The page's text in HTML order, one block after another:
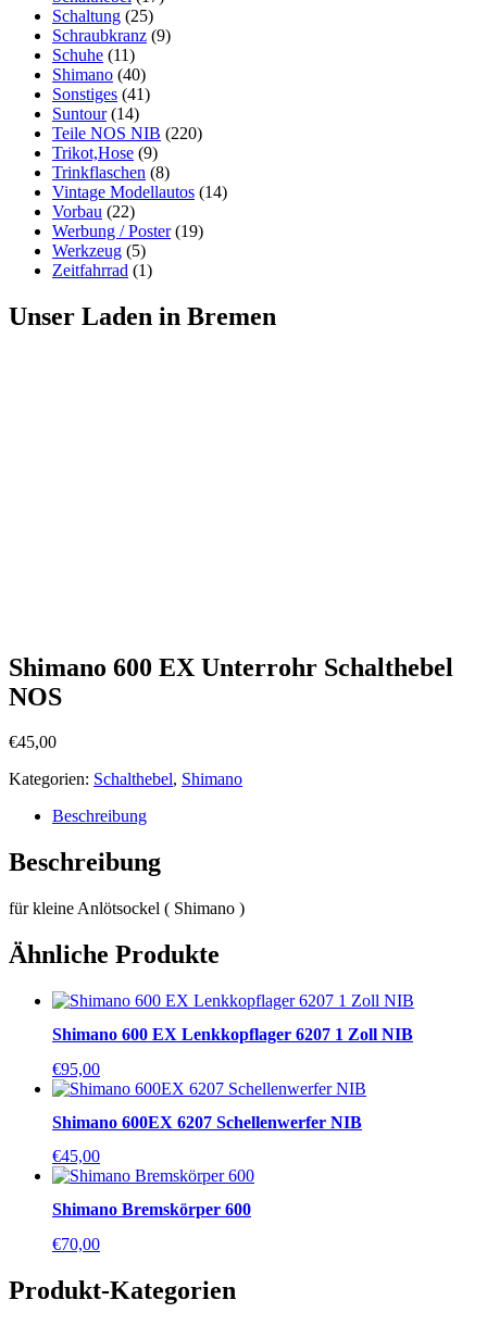
Schaltung (25)
Schraubkranz (9)
Schuhe (11)
Shimano (40)
Sonstiges (41)
Suntour (14)
Teile NOS NIB (220)
Trikot,Hose (9)
Trinkflaschen (8)
Vintage Modellautos (14)
Vorbau (22)
Werbung / Poster (19)
Werkzeug (5)
Zeitfahrrad (1)
Unser Laden in Bremen
Shimano 600 EX Unterrohr Schalthebel
NOS
€45,00
Kategorien: Schalthebel, Shimano
Beschreibung
Beschreibung
für kleine Anlötsockel ( Shimano )
Ähnliche Produkte
Shimano 600 EX Lenkkopflager 6207 1 Zoll NIB
€95,00
Shimano 600EX 6207 Schellenwerfer NIB
€45,00
Shimano Bremskörper 600
€70,00
Produkt-Kategorien